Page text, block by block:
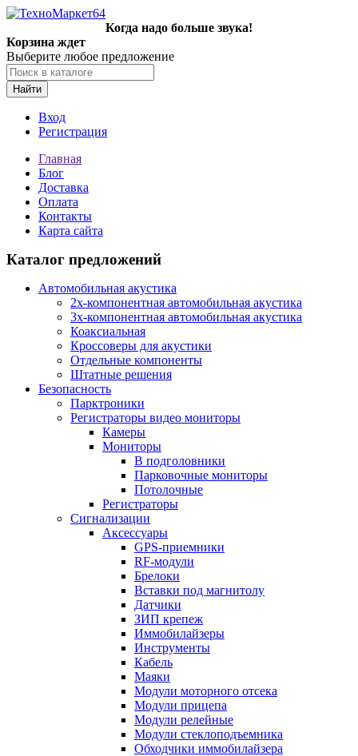
Когда надо больше звука!
Корзина ждет
Выберите любое предложение
Найти
Вход
Регистрация
Главная
Блог
Доставка
Оплата
Контакты
Карта сайта
Каталог предложений
Автомобильная акустика
2х-компонентная автомобильная акустика
3х-компонентная автомобильная акустика
Коаксиальная
Кроссоверы для акустики
Отдельные компоненты
Штатные решения
Безопасность
Парктроники
Регистраторы видео мониторы
Камеры
Мониторы
В подголовники
Парковочные мониторы
Потолочные
Регистраторы
Сигнализации
Аксессуары
GPS-приемники
RF-модули
Брелоки
Вставки под магнитолу
Датчики
ЗИП крепеж
Иммобилайзеры
Инструменты
Кабель
Маяки
Модули моторного отсека
Модули прицепа
Модули релейные
Модули стеклоподъемника
Обходчики иммобилайзера